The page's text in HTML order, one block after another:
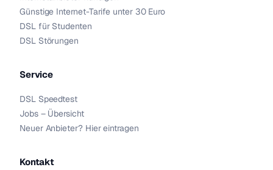
Günstige Internet-Tarife unter 30 Euro
DSL für Studenten
DSL Störungen
Service
DSL Speedtest
Jobs – Übersicht
Neuer Anbieter? Hier eintragen
Kontakt